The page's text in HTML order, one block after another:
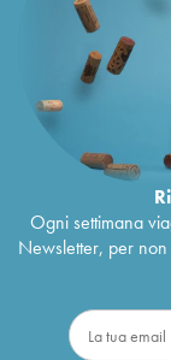
Ogni settimana
Newsletter, per